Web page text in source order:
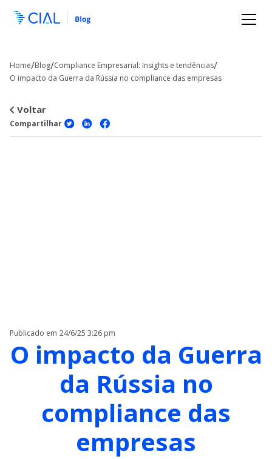
Home/Blog/Compliance Empresarial: Insights e tendências/
O impacto da Guerra da Rússia no compliance das empresas
Voltar
Compartilhar
Publicado em 24/6/25 3:26 pm
O impacto da Guerra
da Rússia no
compliance das
empresas